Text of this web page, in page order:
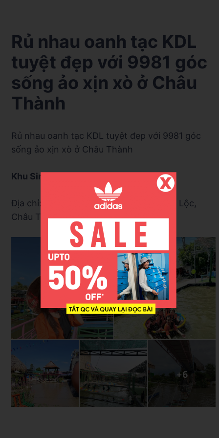
Rủ nhau oanh tạc KDL
tuyệt đẹp với 9981 góc
sống ảo xịn xò ở Châu
Thành
Rủ nhau oanh tạc KDL tuyệt đẹp với 9981 góc
sống ảo xịn xò ở Châu Thành
Khu Sinh Thái Hoàng Vũ 5
Địa chỉ: cuối đường Lạc Hồng, xã Thạnh Lộc,
Châu Thành, Kiên Giang